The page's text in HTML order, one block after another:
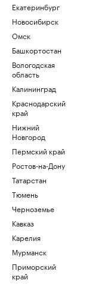
Екатеринбург
Новосибирск
Омск
Башкортостан
Вологодская
область
Калининград
Краснодарский
край
Нижний
Новгород
Пермский край
Ростов-на-Дону
Татарстан
Тюмень
Черноземье
Кавказ
Карелия
Мурманск
Приморский
край